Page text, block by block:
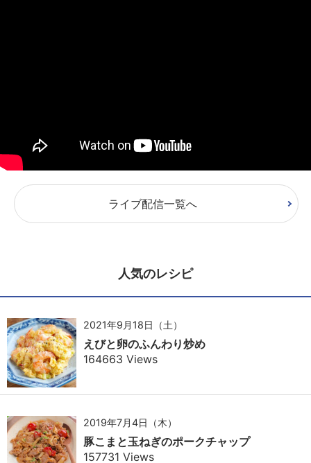
ライブ配信一覧へ
人気のレシピ
2021年9月18日（土）
えびと卵のふんわり炒め
164663 Views
2019年7月4日（木）
豚こまと玉ねぎのポークチャップ
157731 Views